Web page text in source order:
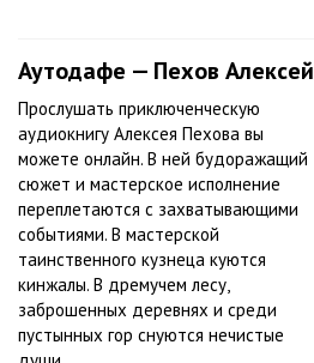
Аутодафе — Пехов Алексей
Прослушать приключенческую
аудиокнигу Алексея Пехова вы
можете онлайн. В ней будоражащий
сюжет и мастерское исполнение
переплетаются с захватывающими
событиями. В мастерской
таинственного кузнеца куются
кинжалы. В дремучем лесу,
заброшенных деревнях и среди
пустынных гор снуются нечистые